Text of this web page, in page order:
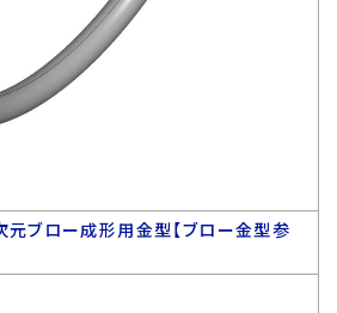
ブロー成形用金型【ブロー金型参